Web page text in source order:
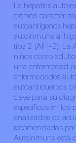
La hepatitis
crónico
autoantígenos
autoinmune al
tipo 2 (AIH-2). La
niños como
una enfermedad
enfermedades
autoanticuerpos
clave para su
específicos en los
analizados de
recomendadas
Autoinmune está